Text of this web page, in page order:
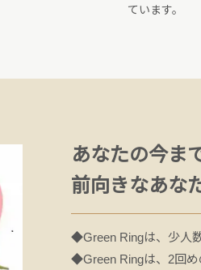
ています。
あなたの今ま
前向きなあな
◆Green Ringは、少人
◆Green Ringは、2回め